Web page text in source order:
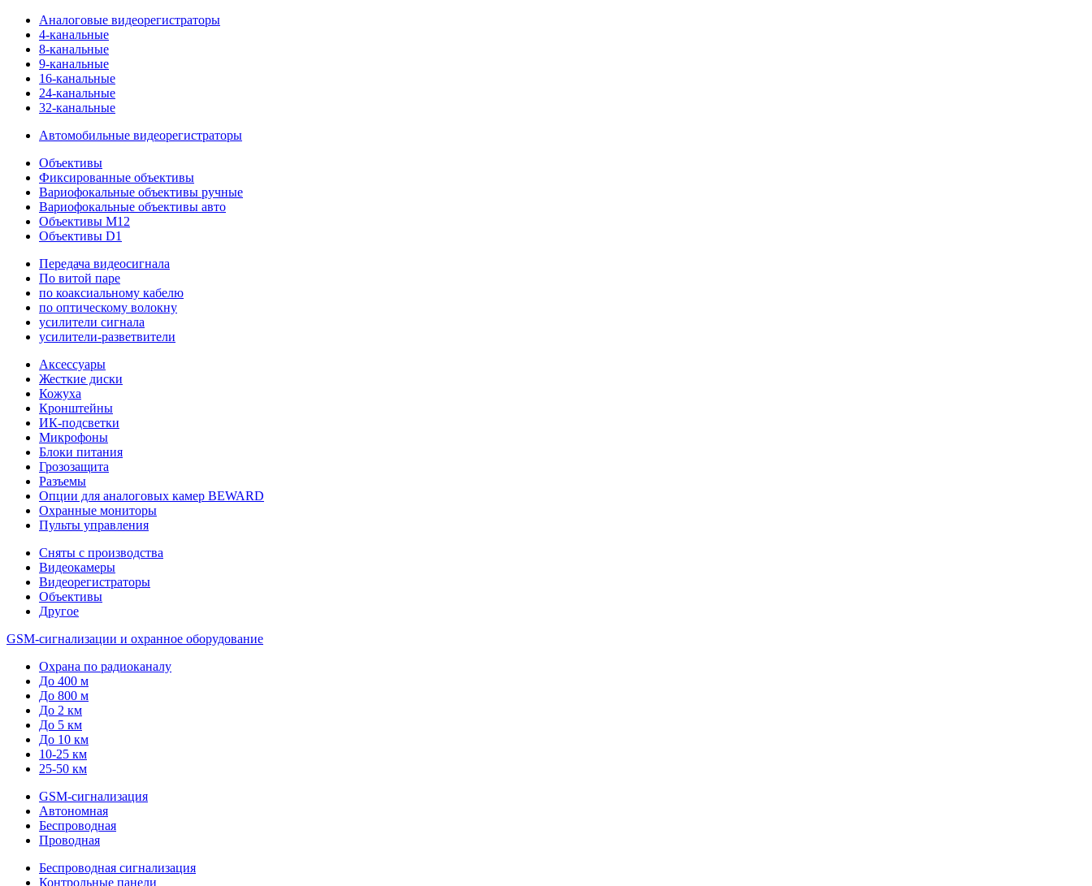
Аналоговые видеорегистраторы
4-канальные
8-канальные
9-канальные
16-канальные
24-канальные
32-канальные
Автомобильные видеорегистраторы
Объективы
Фиксированные объективы
Вариофокальные объективы ручные
Вариофокальные объективы авто
Объективы M12
Объективы D1
Передача видеосигнала
По витой паре
по коаксиальному кабелю
по оптическому волокну
усилители сигнала
усилители-разветвители
Аксессуары
Жесткие диски
Кожуха
Кронштейны
ИК-подсветки
Микрофоны
Блоки питания
Грозозащита
Разъемы
Опции для аналоговых камер BEWARD
Охранные мониторы
Пульты управления
Сняты с производства
Видеокамеры
Видеорегистраторы
Объективы
Другое
GSM-сигнализации и охранное оборудование
Охрана по радиоканалу
До 400 м
До 800 м
До 2 км
До 5 км
До 10 км
10-25 км
25-50 км
GSM-сигнализация
Автономная
Беспроводная
Проводная
Беспроводная сигнализация
Контрольные панели